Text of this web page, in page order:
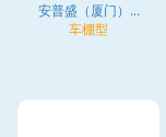
安普盛（厦门）...
车棚型